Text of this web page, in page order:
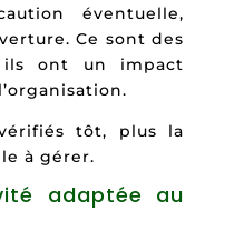
éventuelle,
Ce sont des
ils ont un impact
tôt, plus la
à gérer.
adaptée au